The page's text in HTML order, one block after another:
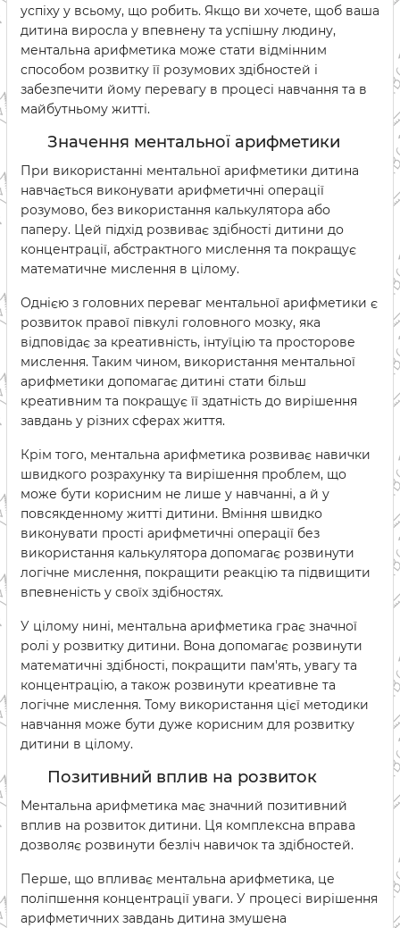
успіху у всьому, що робить. Якщо ви хочете, щоб ваша
дитина виросла у впевнену та успішну людину,
ментальна арифметика може стати відмінним
способом розвитку її розумових здібностей і
забезпечити йому перевагу в процесі навчання та в
майбутньому житті.
Значення ментальної арифметики
При використанні ментальної арифметики дитина
навчається виконувати арифметичні операції
розумово, без використання калькулятора або
паперу. Цей підхід розвиває здібності дитини до
концентрації, абстрактного мислення та покращує
математичне мислення в цілому.
Однією з головних переваг ментальної арифметики є
розвиток правої півкулі головного мозку, яка
відповідає за креативність, інтуїцію та просторове
мислення. Таким чином, використання ментальної
арифметики допомагає дитині стати більш
креативним та покращує її здатність до вирішення
завдань у різних сферах життя.
Крім того, ментальна арифметика розвиває навички
швидкого розрахунку та вирішення проблем, що
може бути корисним не лише у навчанні, а й у
повсякденному житті дитини. Вміння швидко
виконувати прості арифметичні операції без
використання калькулятора допомагає розвинути
логічне мислення, покращити реакцію та підвищити
впевненість у своїх здібностях.
У цілому нині, ментальна арифметика грає значної
ролі у розвитку дитини. Вона допомагає розвинути
математичні здібності, покращити пам'ять, увагу та
концентрацію, а також розвинути креативне та
логічне мислення. Тому використання цієї методики
навчання може бути дуже корисним для розвитку
дитини в цілому.
Позитивний вплив на розвиток
Ментальна арифметика має значний позитивний
вплив на розвиток дитини. Ця комплексна вправа
дозволяє розвинути безліч навичок та здібностей.
Перше, що впливає ментальна арифметика, це
поліпшення концентрації уваги. У процесі вирішення
арифметичних завдань дитина змушена